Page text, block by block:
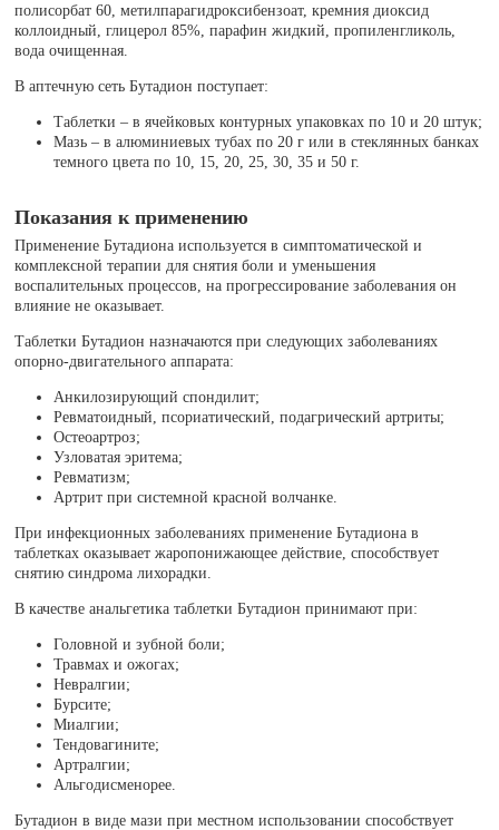
полисорбат 60, метилпарагидроксибензоат, кремния диоксид
коллоидный, глицерол 85%, парафин жидкий, пропиленгликоль,
вода очищенная.
В аптечную сеть Бутадион поступает:
Таблетки – в ячейковых контурных упаковках по 10 и 20 штук;
Мазь – в алюминиевых тубах по 20 г или в стеклянных банках
темного цвета по 10, 15, 20, 25, 30, 35 и 50 г.
Показания к применению
Применение Бутадиона используется в симптоматической и
комплексной терапии для снятия боли и уменьшения
воспалительных процессов, на прогрессирование заболевания он
влияние не оказывает.
Таблетки Бутадион назначаются при следующих заболеваниях
опорно-двигательного аппарата:
Анкилозирующий спондилит;
Ревматоидный, псориатический, подагрический артриты;
Остеоартроз;
Узловатая эритема;
Ревматизм;
Артрит при системной красной волчанке.
При инфекционных заболеваниях применение Бутадиона в
таблетках оказывает жаропонижающее действие, способствует
снятию синдрома лихорадки.
В качестве анальгетика таблетки Бутадион принимают при:
Головной и зубной боли;
Травмах и ожогах;
Невралгии;
Бурсите;
Миалгии;
Тендовагините;
Артралгии;
Альгодисменорее.
Бутадион в виде мази при местном использовании способствует